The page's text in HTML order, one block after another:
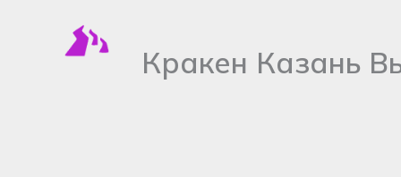
содержимому
Кракен Казань